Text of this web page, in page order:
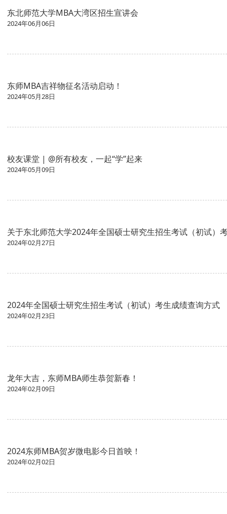
东北师范大学MBA大湾区招生宣讲会
2024年06月06日
东师MBA吉祥物征名活动启动！
2024年05月28日
校友课堂 | @所有校友，一起“学”起来
2024年05月09日
关于东北师范大学2024年全国硕士研究生招生考试（初试）
2024年02月27日
2024年全国硕士研究生招生考试（初试）考生成绩查询方式
2024年02月23日
龙年大吉，东师MBA师生恭贺新春！
2024年02月09日
2024东师MBA贺岁微电影今日首映！
2024年02月02日